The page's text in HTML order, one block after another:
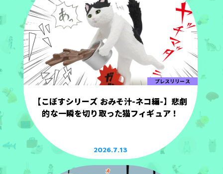
プレスリリース
【こぼすシリーズ おみそ汁-ネコ編-】悲劇
的な一瞬を切り取った猫フィギュア！
2026.7.13